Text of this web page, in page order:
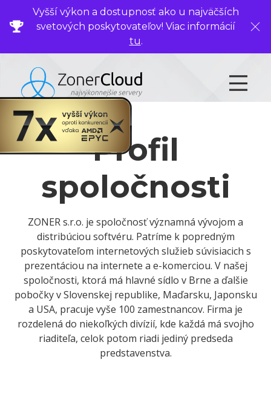
Vyšší výkon a dostupnosť ako u najväčších
svetových poskytovateľov! Viac informácií
tu.
Profil
spoločnosti
ZONER s.r.o. je spoločnosť významná vývojom a
distribúciou softvéru. Patríme k popredným
poskytovateľom internetových služieb súvisiacich s
prezentáciou na internete a e-komerciou. V našej
spoločnosti, ktorá má hlavné sídlo v Brne a ďalšie
pobočky v Slovenskej republike, Maďarsku, Japonsku
a USA, pracuje vyše 100 zamestnancov. Firma je
rozdelená do niekoľkých divízií, kde každá má svojho
riaditeľa, celok potom riadi jediný predseda
predstavenstva.